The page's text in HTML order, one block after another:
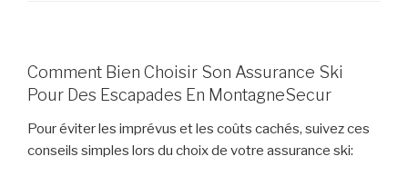
Comment Bien Choisir Son Assurance Ski
Pour Des Escapades En MontagneSecur
Pour éviter les imprévus et les coûts cachés, suivez ces
conseils simples lors du choix de votre assurance ski: